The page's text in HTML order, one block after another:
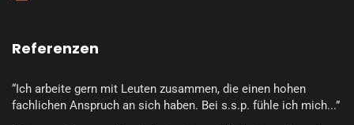
Referenzen
“Ich arbeite gern mit Leuten zusammen, die einen hohen
fachlichen Anspruch an sich haben. Bei s.s.p. fühle ich mich...”